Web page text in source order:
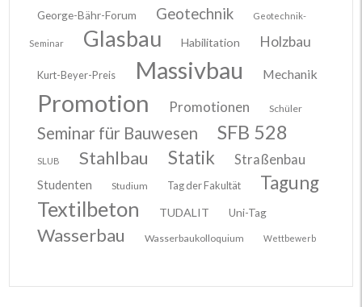
George-Bähr-Forum
Geotechnik Geotechnik-
Seminar Glasbau Habilitation Holzbau
Kurt-Beyer-Preis Massivbau Mechanik
Promotion Promotionen Schüler
Seminar für Bauwesen SFB 528
SLUB Stahlbau Statik Straßenbau
Studenten Studium Tag der Fakultät Tagung
Textilbeton TUDALIT Uni-Tag
Wasserbau Wasserbaukolloquium Wettbewerb